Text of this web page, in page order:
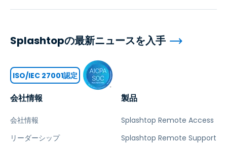
会社情報
会社情報
リーダーシップ
製品
Splashtop Remote Access
Splashtop Remote Support
Splashtopの最新ニュースを入手
ISO/IEC 27001認定